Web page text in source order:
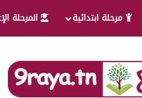
مرحلة ابتدائية المرحلة